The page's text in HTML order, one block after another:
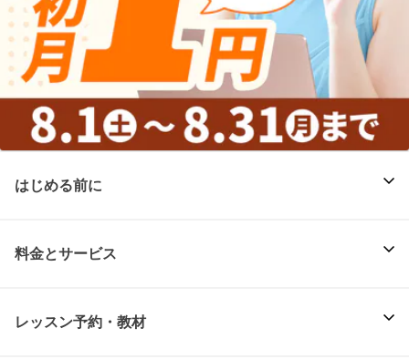
はじめる前に
料金とサービス
レッスン予約・教材